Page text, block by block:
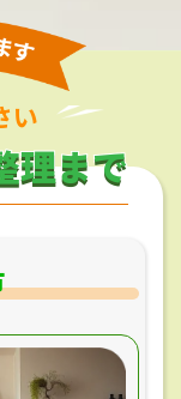
い
理まで
理まで